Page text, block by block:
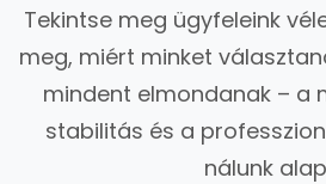
Tekintse meg ügyfeleink
meg, miért minket
mindent elmondanak – a
stabilitás és a
nálunk